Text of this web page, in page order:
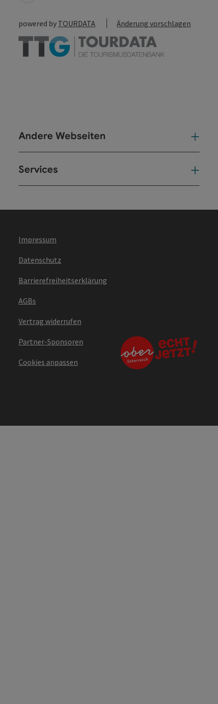
powered by TOURDATA Änderung vorschlagen
Andere Webseiten
Services
Impressum
Datenschutz
Barrierefreiheitserklärung
AGBs
Vertrag widerrufen
Partner-Sponsoren
Cookies anpassen